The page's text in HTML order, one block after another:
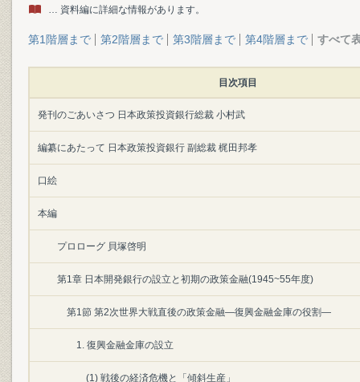
… 資料編に詳細な情報があります。
第1階層まで 第2階層まで 第3階層まで 第4階層まで すべて
目次項目
発刊のごあいさつ 日本政策投資銀行総裁 小村武
編纂にあたって 日本政策投資銀行 副総裁 梶田邦孝
口絵
本編
プロローグ 貝塚啓明
第1章 日本開発銀行の設立と初期の政策金融(1945~55年度)
第1節 第2次世界大戦直後の政策金融―復興金融金庫の役割―
1. 復興金融金庫の設立
(1) 戦後の経済危機と「傾斜生産」